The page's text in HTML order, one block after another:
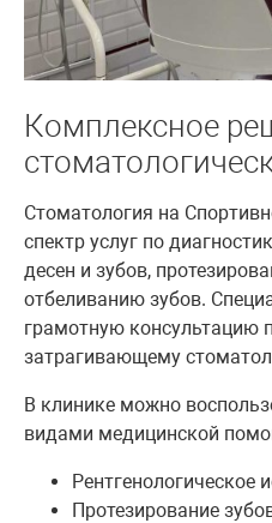
Комплексное
Стоматология на
спектр услуг по
десен и зубов,
отбеливанию зубов.
грамотную консультацию
затрагивающему
В клинике можно
видами медицинской
Рентгенологическое
Протезирование